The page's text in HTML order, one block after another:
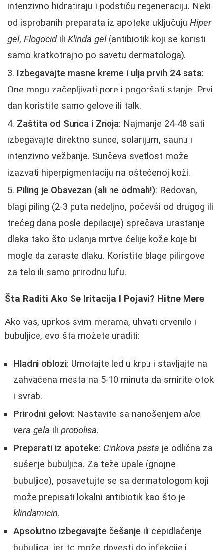
intenzivno hidratiraju i podstiču regeneraciju. Neki
od isprobanih preparata iz apoteke uključuju Hiper
gel, Flogocidili Klinda gel(antibiotik koji se koristi
samo kratkotrajno po savetu dermatologa).
Izbegavajte masne kreme i ulja prvih 24 sata:
One mogu začepljivati pore i pogoršati stanje. Prvi
dan koristite samo gelove ili talk.
Zaštita od Sunca i Znoja: Najmanje 24-48 sati
izbegavajte direktno sunce, solarijum, saunu i
intenzivno vežbanje. Sunčeva svetlost može
izazvati hiperpigmentaciju na oštećenoj koži.
Piling je Obavezan (ali ne odmah!): Redovan,
blagi piling (2-3 puta nedeljno, počevši od drugog ili
trećeg dana posle depilacije) sprečava urastanje
dlaka tako što uklanja mrtve ćelije kože koje bi
mogle da zaraste dlaku. Koristite blage pilingove
za telo ili samo prirodnu lufu.
Šta Raditi Ako Se Iritacija I Pojavi? Hitne Mere
Ako vas, uprkos svim merama, uhvati crvenilo i
bubuljice, evo šta možete uraditi:
Hladni oblozi: Umotajte led u krpu i stavljajte na
zahvaćena mesta na 5-10 minuta da smirite otok
i svrab.
Prirodni gelovi: Nastavite sa nanošenjem aloe
vera gela ili propolisa.
Preparati iz apoteke: Cinkova pasta je odlična za
sušenje bubuljica. Za teže upale (gnojne
bubuljice), posavetujte se sa dermatologom koji
može prepisati lokalni antibiotik kao što je
klindamicin.
Apsolutno izbegavajte češanje ili cepidlačenje
bubuljica, jer to može dovesti do infekcije i